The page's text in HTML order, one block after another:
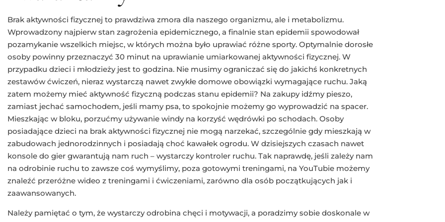
Brak aktywności fizycznej to prawdziwa zmora dla naszego organizmu, ale i metabolizmu.
Wprowadzony najpierw stan zagrożenia epidemicznego, a finalnie stan epidemii spowodował
pozamykanie wszelkich miejsc, w których można było uprawiać różne sporty. Optymalnie dorosłe
osoby powinny przeznaczyć 30 minut na uprawianie umiarkowanej aktywności fizycznej. W
przypadku dzieci i młodzieży jest to godzina. Nie musimy ograniczać się do jakichś konkretnych
zestawów ćwiczeń, nieraz wystarczą nawet zwykłe domowe obowiązki wymagające ruchu. Jaką
zatem możemy mieć aktywność fizyczną podczas stanu epidemii? Na zakupy idźmy pieszo,
zamiast jechać samochodem, jeśli mamy psa, to spokojnie możemy go wyprowadzić na spacer.
Mieszkając w bloku, porzućmy używanie windy na korzyść wędrówki po schodach. Osoby
posiadające dzieci na brak aktywności fizycznej nie mogą narzekać, szczególnie gdy mieszkają w
zabudowach jednorodzinnych i posiadają choć kawałek ogrodu. W dzisiejszych czasach nawet
konsole do gier gwarantują nam ruch – wystarczy kontroler ruchu. Tak naprawdę, jeśli zależy nam
na odrobinie ruchu to zawsze coś wymyślimy, poza gotowymi treningami, na YouTubie możemy
znaleźć przeróżne wideo z treningami i ćwiczeniami, zarówno dla osób początkujących jak i
zaawansowanych.
Należy pamiętać o tym, że wystarczy odrobina chęci i motywacji, a poradzimy sobie doskonale w